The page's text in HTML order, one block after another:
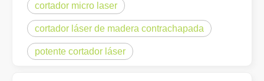
¡Nuestros socios internacionales viajaron miles de millas para
cortador micro laser
cortador láser de madera contrachapada
potente cortador láser